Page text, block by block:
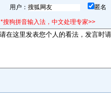
用户： 匿名
*搜狗拼音输入法，中文处理专家>>